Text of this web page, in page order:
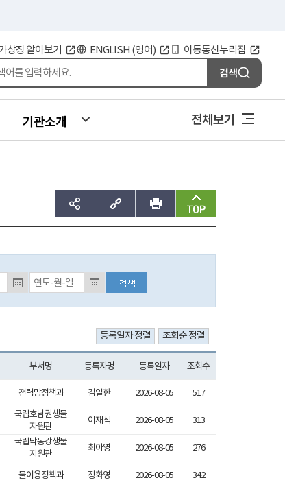
상징 알아보기 ENGLISH (영어) 이동통신누리집
검색
기관소개 전체보기
sns공유하기 주소복사 인쇄 맨위로
등록일자 검색 종료일 (입력예시:2017-01-01)
부서명 등록자명 등록일자 조회수
전력망정책과 김일한 2026-08-05 517
국립호남권생물
자원관
이재석 2026-08-05 313
국립낙동강생물
자원관
최아영 2026-08-05 276
물이용정책과 장화영 2026-08-05 342